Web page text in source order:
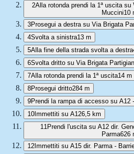
2Alla rotonda prendi la 1ª uscita su
Muccini10
3Prosegui a destra su Via Brigata
4Svolta a sinistra13 m
5Alla fine della strada svolta a destra
6Svolta dritto su Via Brigata
7Alla rotonda prendi la 1ª uscita14 m
8Prosegui dritto284 m
9Prendi la rampa di accesso su A12
10Immettiti su A126,5 km
11 Prendi l'uscita su A12 dir.
Parma626
12Immettiti su A15 dir. Parma -